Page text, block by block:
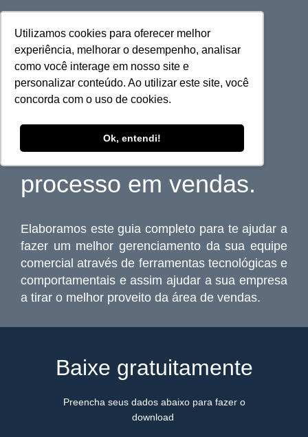
Utilizamos cookies para oferecer melhor
experiência, melhorar o desempenho, analisar
como você interage em nosso site e
personalizar conteúdo. Ao utilizar este site, você
concorda com o uso de cookies.
Ok, entendi!
[E-BOOK]
para acelerar seu
processo em vendas.
Elaboramos este guia completo para te ajudar a
fazer um melhor gerenciamento da sua equipe
comercial através de ferramentas tecnológicas e
comportamentais e assim ajudar a sua empresa
a tirar o melhor proveito da área de vendas.
Baixe gratuitamente
Preencha seus dados abaixo para fazer o
download